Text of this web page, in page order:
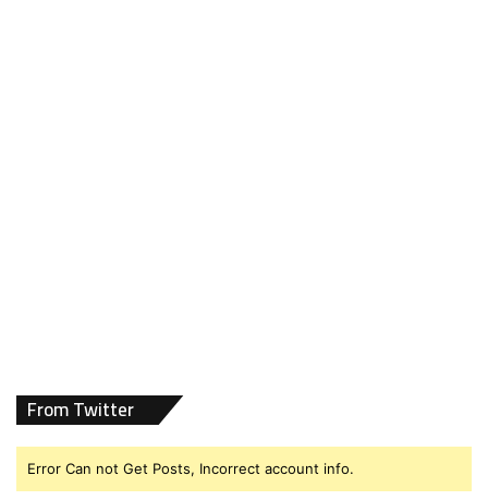
From Twitter
Error Can not Get Posts, Incorrect account info.